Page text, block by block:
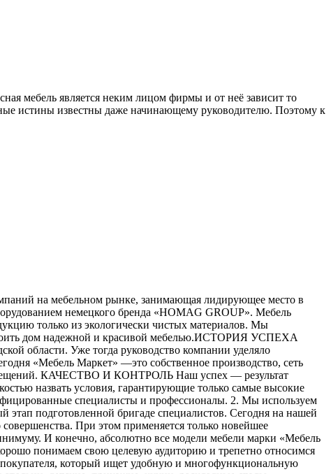
мебель является неким лицом фирмы и от неё зависит то
истины известны даже начинающему руководителю. Поэтому к
на мебельном рынке, занимающая лидирующее место в
немецкого бренда «HOMAG GROUP». Мебель
только из экологически чистых материалов. Мы
дом надежной и красивой мебелью.ИСТОРИЯ УСПЕХА
области. Уже тогда руководство компании уделяло
«Мебель Маркет» —это собственное производство, сеть
КАЧЕСТВО И КОНТРОЛЬ Наш успех — результат
назвать условия, гарантирующие только самые высокие
специалисты и профессионалы. 2. Мы используем
подготовленной бригаде специалистов. Сегодня на нашей
При этом применяется только новейшее
И конечно, абсолютно все модели мебели марки «Мебель
понимаем свою целевую аудиторию и трепетно относимся
который ищет удобную и многофункциональную